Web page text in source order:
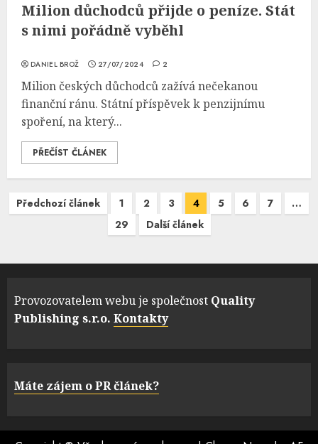
Milion důchodců přijde o peníze. Stát
s nimi pořádně vyběhl
DANIEL BROŽ 27/07/2024 2
Milion českých důchodců zažívá nečekanou
finanční ránu. Státní příspěvek k penzijnímu
spoření, na který...
PŘEČÍST ČLÁNEK
Navigace
Předchozí článek 1 2 3 4 5 6 7
…
29
Další článek
Provozovatelem webu je společnost Quality
Publishing s.r.o. Kontakty
Máte zájem o PR článek?